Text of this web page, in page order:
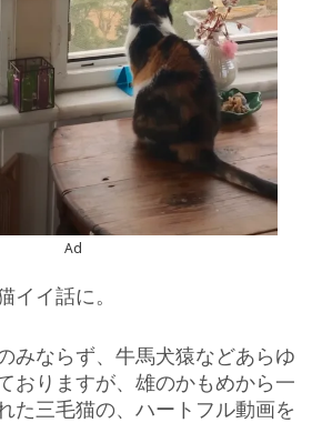
Ad
イイ話に。
みならず、牛馬犬猿などあらゆ
おりますが、雄のかもめから一
た三毛猫の、ハートフル動画を